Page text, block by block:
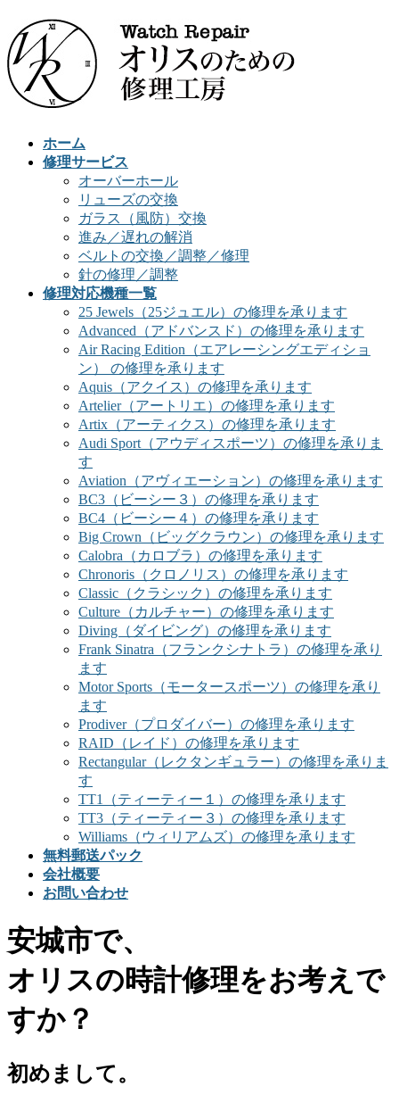
ホーム
修理サービス
オーバーホール
リューズの交換
ガラス（風防）交換
進み／遅れの解消
ベルトの交換／調整／修理
針の修理／調整
修理対応機種一覧
25 Jewels（25ジュエル）の修理を承ります
Advanced（アドバンスド）の修理を承ります
Air Racing Edition（エアレーシングエディショ
ン） の修理を承ります
Aquis（アクイス）の修理を承ります
Artelier（アートリエ）の修理を承ります
Artix（アーティクス）の修理を承ります
Audi Sport（アウディスポーツ）の修理を承りま
す
Aviation（アヴィエーション）の修理を承ります
BC3（ビーシー３）の修理を承ります
BC4（ビーシー４）の修理を承ります
Big Crown（ビッグクラウン）の修理を承ります
Calobra（カロブラ）の修理を承ります
Chronoris（クロノリス）の修理を承ります
Classic（クラシック）の修理を承ります
Culture（カルチャー）の修理を承ります
Diving（ダイビング）の修理を承ります
Frank Sinatra（フランクシナトラ）の修理を承り
ます
Motor Sports（モータースポーツ）の修理を承り
ます
Prodiver（プロダイバー）の修理を承ります
RAID（レイド）の修理を承ります
Rectangular（レクタンギュラー）の修理を承りま
す
TT1（ティーティー１）の修理を承ります
TT3（ティーティー３）の修理を承ります
Williams（ウィリアムズ）の修理を承ります
無料郵送パック
会社概要
お問い合わせ
安城市で、
オリスの時計修理をお考えで
すか？
初めまして。